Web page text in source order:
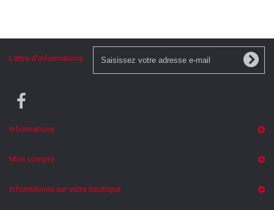
Lettre d'informations
Informations
Mon compte
Informations sur votre boutique